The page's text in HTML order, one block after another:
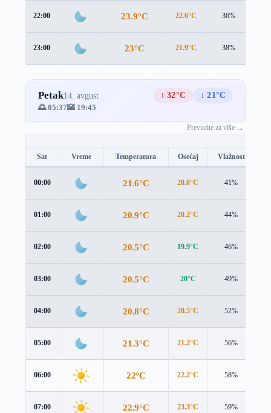
22:00 23.9°C 22.6°C 36%
23:00 23°C 21.9°C 38%
Petak14. avgust ↑ 32°C
↓ 21°C
🌅 05:37🌇 19:45
Prevucite za više →
Sat Vreme Temperatura Osećaj Vlažnost
00:00 21.6°C 20.8°C 41%
01:00 20.9°C 20.2°C 44%
02:00 20.5°C 19.9°C 46%
03:00 20.5°C 20°C 49%
04:00 20.8°C 20.5°C 52%
05:00 21.3°C 21.2°C 56%
06:00 22°C 22.2°C 58%
07:00 22.9°C 23.3°C 59%